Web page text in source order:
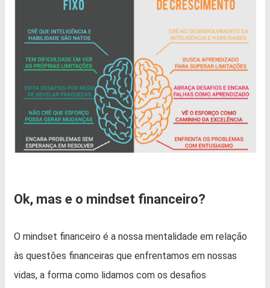
Ok, mas e o mindset financeiro?
O mindset financeiro é a nossa mentalidade em relação
às questões financeiras que enfrentamos em nossas
vidas, a forma como lidamos com os desafios